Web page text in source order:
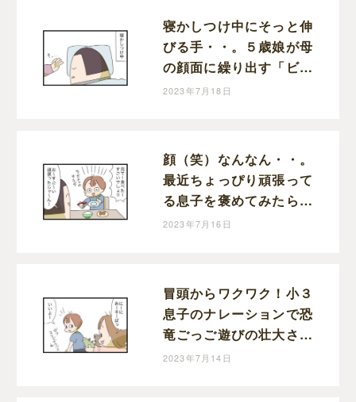
寝かしつけ中にそっと伸
びる手・・。５歳娘が母
の顔面に繰り出す「ビシ
ッ！」に感じた成長と動
2023年7月18日
顔（笑）なんなん・・。
最近ちょっぴり頑張って
る息子を褒めてみたら調
子ぶっこいてきた話｜ま
2023年7月16日
冒頭からワクワク！小３
息子のナレーションで恐
竜ごっご遊びの壮大さが
ハンパない！｜まりおの
2023年7月14日